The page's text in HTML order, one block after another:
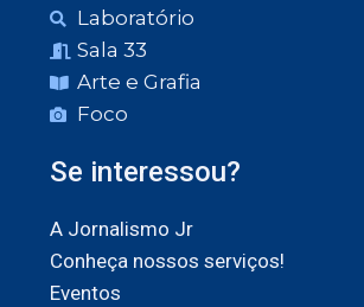
Laboratório
Sala 33
Arte e Grafia
Foco
Se interessou?
A Jornalismo Jr
Conheça nossos serviços!
Eventos